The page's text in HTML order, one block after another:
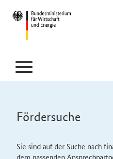
Fördersuche
Sie sind auf der Suche nach